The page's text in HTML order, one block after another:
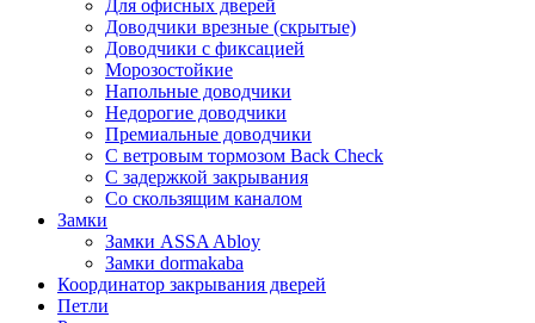
Для офисных дверей
Доводчики врезные (скрытые)
Доводчики с фиксацией
Морозостойкие
Напольные доводчики
Недорогие доводчики
Премиальные доводчики
С ветровым тормозом Back Check
С задержкой закрывания
Со скользящим каналом
Замки
Замки ASSA Abloy
Замки dormakaba
Координатор закрывания дверей
Петли